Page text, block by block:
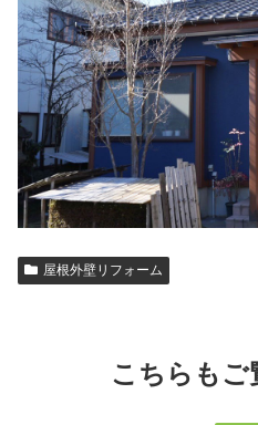
屋根外壁リフォーム
こちらもご